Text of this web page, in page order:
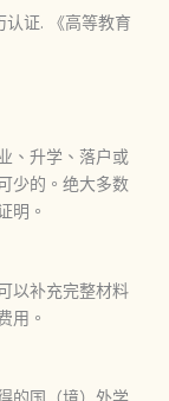
证. 《高等教育
、升学、落户或
少的。绝大多数
明。
以补充完整材料
用。